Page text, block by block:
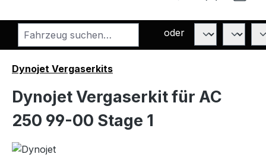
oder
Dynojet Vergaserkits
Dynojet Vergaserkit für AC
250 99-00 Stage 1